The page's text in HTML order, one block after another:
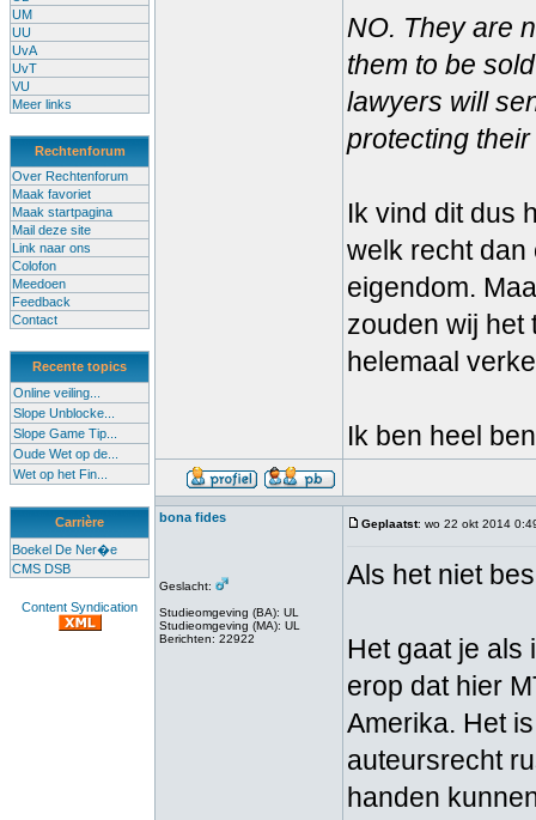
UM
UU
UvA
UvT
VU
Meer links
Rechtenforum
Over Rechtenforum
Maak favoriet
Maak startpagina
Mail deze site
Link naar ons
Colofon
Meedoen
Feedback
Contact
Recente topics
Online veiling...
Slope Unblocke...
Slope Game Tip...
Oude Wet op de...
Wet op het Fin...
Carrière
Boekel De Ner�e
CMS DSB
Content Syndication
NO. They are
them to be
lawyers will
protecting
Ik vind dit dus
welk recht dan
eigendom.
zouden wij het
helemaal
Ik ben heel
bona fides
Geslacht:
Studieomgeving (BA): UL
Studieomgeving (MA): UL
Berichten: 22922
Geplaatst: wo 22 okt 2014
Als het niet
Het gaat je als
erop dat hier
Amerika. Het
auteursrecht
handen